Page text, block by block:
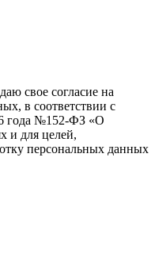
свое согласие на
в соответствии с
года №152-ФЗ «О
и для целей,
персональных данных